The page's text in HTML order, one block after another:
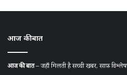
आज की बात
आज की बात– जहाँ मिलती है सच्ची खबर, साफ़